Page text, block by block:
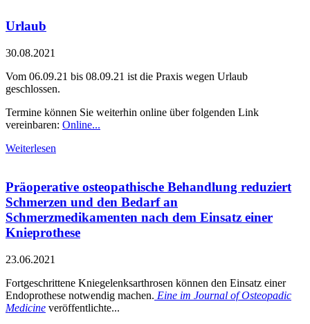
Urlaub
30.08.2021
Vom 06.09.21 bis 08.09.21 ist die Praxis wegen Urlaub
geschlossen.
Termine können Sie weiterhin online über folgenden Link
vereinbaren: Online...
Weiterlesen
Präoperative osteopathische Behandlung reduziert
Schmerzen und den Bedarf an
Schmerzmedikamenten nach dem Einsatz einer
Knieprothese
23.06.2021
Fortgeschrittene Kniegelenksarthrosen können den Einsatz einer
Endoprothese notwendig machen. Eine im Journal of Osteopadic
Medicine veröffentlichte...